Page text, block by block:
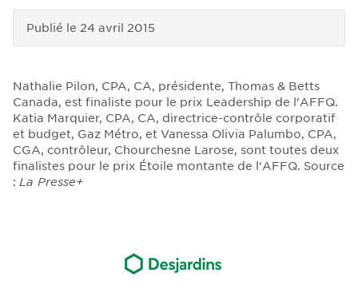
Publié le 24 avril 2015
Nathalie Pilon, CPA, CA, présidente, Thomas & Betts
Canada, est finaliste pour le prix Leadership de l'AFFQ.
Katia Marquier, CPA, CA, directrice-contrôle corporatif
et budget, Gaz Métro, et Vanessa Olivia Palumbo, CPA,
CGA, contrôleur, Chourchesne Larose, sont toutes deux
finalistes pour le prix Étoile montante de l'AFFQ. Source
: La Presse+